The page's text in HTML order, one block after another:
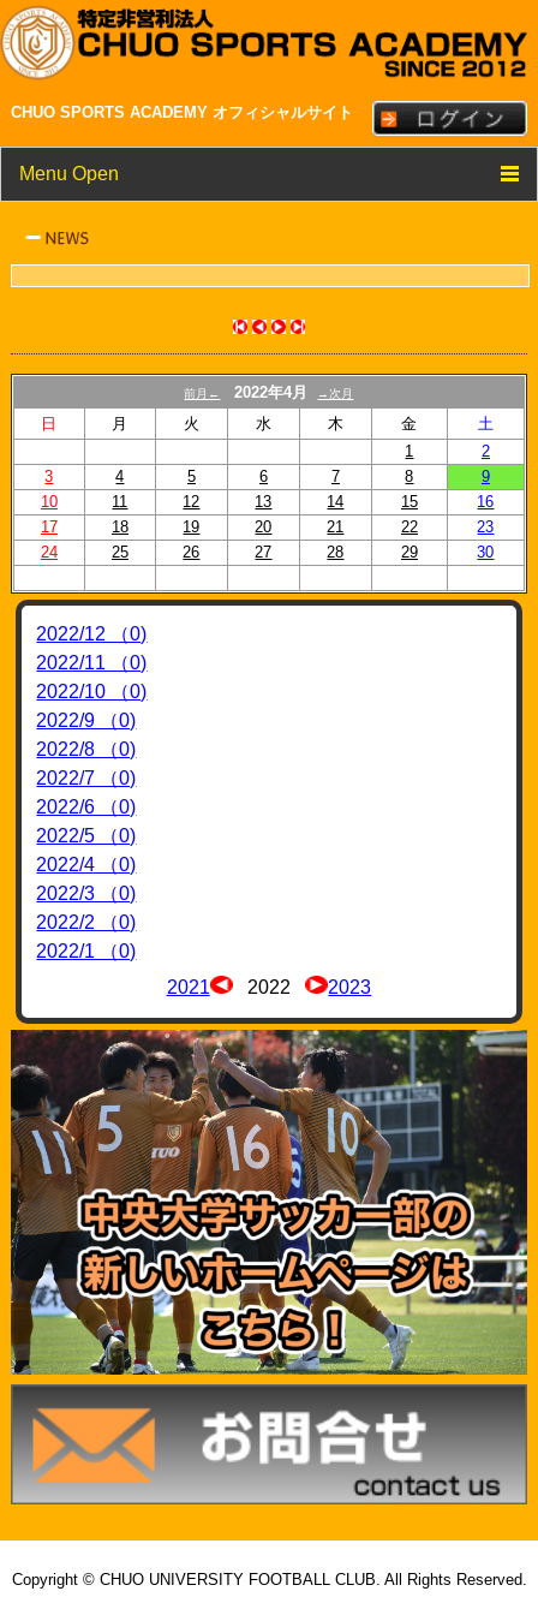
CHUO SPORTS ACADEMY オフィシャルサイト
Menu Open
スケジュール
リンク
前月← 2022年4月 →次月
日 月 火 水 木 金
土
1
2
3
4 5 6 7 8
9
10
11 12 13 14 15
16
17
18 19 20 21 22
23
24
25 26 27 28 29 30
2022/12 （0)
2022/11 （0)
2022/10 （0)
2022/9 （0)
2022/8 （0)
2022/7 （0)
2022/6 （0)
2022/5 （0)
2022/4 （0)
2022/3 （0)
2022/2 （0)
2022/1 （0)
2021
2022 2023
Copyright © CHUO UNIVERSITY FOOTBALL CLUB. All Rights Reserved.